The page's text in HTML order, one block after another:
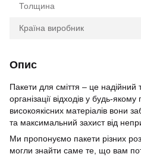
Толщина
Країна виробник
Опис
Пакети для сміття – це надійний
організації відходів у будь-
високоякісних матеріалів вони
та максимальний захист від
Ми пропонуємо пакети різних
могли знайти саме те, що вам